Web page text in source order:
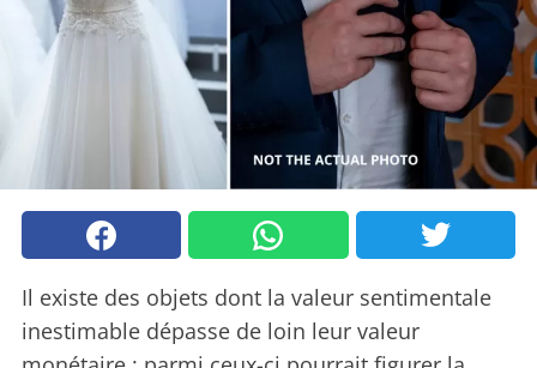
Il existe des objets dont la valeur sentimentale
inestimable dépasse de loin leur valeur